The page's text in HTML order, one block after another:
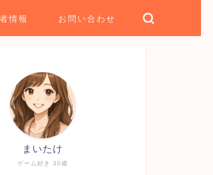
情報 お問い合わせ
ゲーム好き 30歳
まいたけ